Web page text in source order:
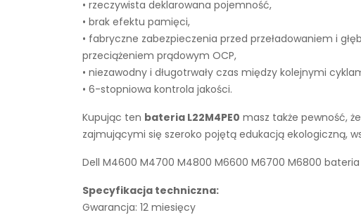
• rzeczywista deklarowana pojemność,
• brak efektu pamięci,
• fabryczne zabezpieczenia przed przeładowaniem i
przeciążeniem prądowym OCP,
• niezawodny i długotrwały czas między kolejnymi
• 6-stopniowa kontrola jakości.
Kupując ten bateria L22M4PE0 masz także pewność,
zajmującymi się szeroko pojętą edukacją ekologiczną,
Dell M4600 M4700 M4800 M6600 M6700 M6800
Specyfikacja techniczna:
Gwarancja: 12 miesięcy